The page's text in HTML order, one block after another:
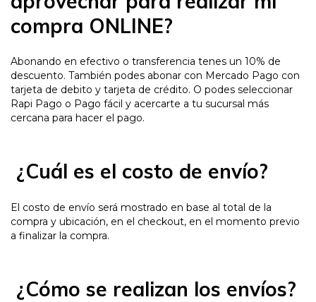
compra ONLINE?
Abonando en efectivo o transferencia tenes un 10% de
descuento. También podes abonar con Mercado Pago con
tarjeta de debito y tarjeta de crédito. O podes seleccionar
Rapi Pago o Pago fácil y acercarte a tu sucursal más
cercana para hacer el pago.
¿Cuál es el costo de envío?
El costo de envío será mostrado en base al total de la
compra y ubicación, en el checkout, en el momento previo
a finalizar la compra.
¿Cómo se realizan los envíos?